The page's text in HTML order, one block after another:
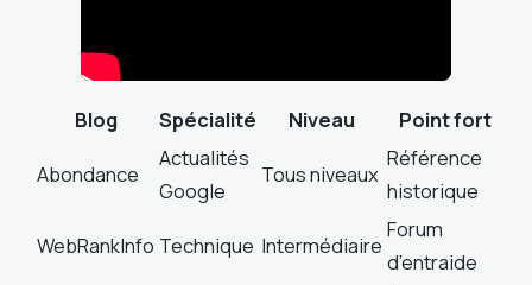
Blog Spécialité Niveau
Point fort
Abondance
Actualités
Google
Tous niveaux
Référence
historique
WebRankInfo Technique Intermédiaire
Forum
d’entraide